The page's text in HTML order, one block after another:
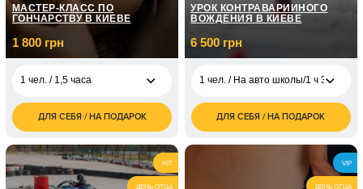
МАСТЕР-КЛАСС ПО
ГОНЧАРСТВУ В КИЕВЕ
1 800 грн
1 чел. / 1,5 часа
1 800
грн
2 чел. / 1,5 часа
2 500
грн
ДЛЯ СЕБЯ / НА ПОДАРОК
УРОК КОНТРАВАРИЙНОГО
ВОЖДЕНИЯ В КИЕВЕ
6 500 грн
1 чел. / На авто школы/1 ч 30 мин
1 чел. / На авто
школы/1 ч 30 мин
грн
3 500
грн
ДЛЯ СЕБЯ / НА ПОДАРОК
HIT
ДЕНЬ ОТЦА
VIP
ДЕНЬ ОТЦА